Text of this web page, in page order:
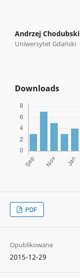
Andrzej Chodubski
Uniwersytet Gdański
Downloads
PDF
Opublikowane
2015-12-29